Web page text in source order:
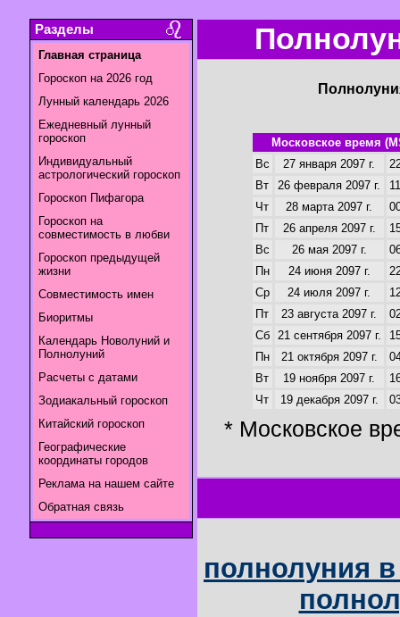
Разделы
Главная страница
Гороскоп на 2026 год
Лунный календарь 2026
Ежедневный лунный
гороскоп
Индивидуальный
астрологический гороскоп
Гороскоп Пифагора
Гороскоп на
совместимость в любви
Гороскоп предыдущей
жизни
Совместимость имен
Биоритмы
Календарь Новолуний и
Полнолуний
Расчеты с датами
Зодиакальный гороскоп
Китайский гороскоп
Географические
координаты городов
Реклама на нашем сайте
Обратная связь
Московское время
Вс
27 января 2097 г.
Вт
26 февраля 2097 г.
Чт
28 марта 2097 г.
Пт
26 апреля 2097 г.
Вс
26 мая 2097 г.
Пн
24 июня 2097 г.
Ср
24 июля 2097 г.
Пт
23 августа 2097 г.
Сб
21 сентября 2097 г.
Пн
21 октября 2097 г.
Вт
19 ноября 2097 г.
Чт
19 декабря 2097 г.
* Московское
полнолуния в